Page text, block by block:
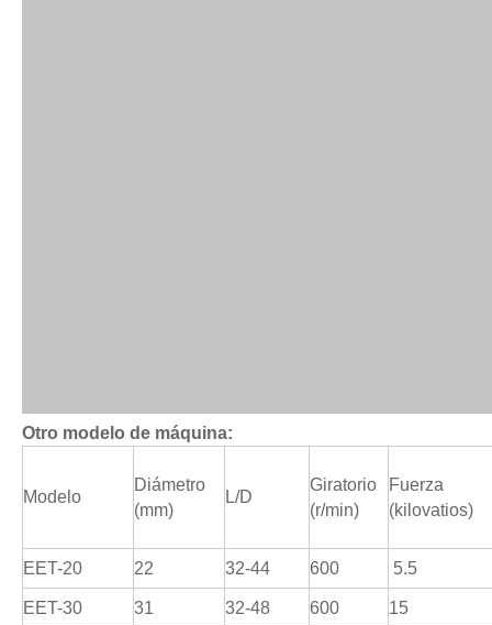
Otro modelo de máquina:
Modelo
Diámetro
(mm)
L/D
Giratorio
(r/min)
Fuerza
(kilovatios)
EET-20 22 32-44 600 5.5
EET-30 31 32-48 600 15